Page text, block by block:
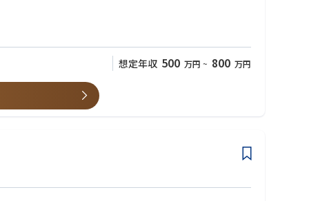
欧州・アジアを中心にグローバル展開も積極的に進めており、
想定年収 500 万円 ~ 800 万円